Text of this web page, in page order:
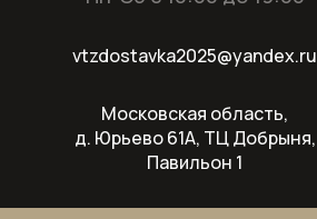
Оплата и доставка
О компанииvtzdostavka2025@yandex.ru
Московская область,
д. Юрьево 61А, ТЦ Добрыня,
Павильон 1